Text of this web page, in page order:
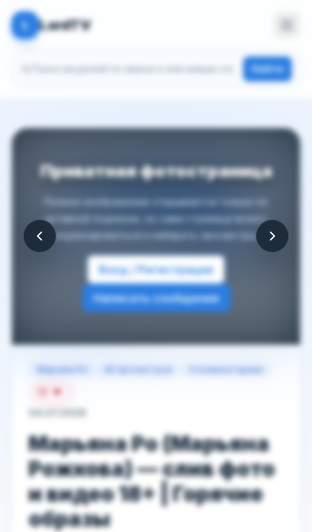
L LordTV
Найти
Приватная фотостраница
Полное изображение открывается только по
активной подписке, но сама страница может
индексироваться и набирать просмотры.
Вход / Регистрация
Написать сообщение
Марьяна Ро 65 просмотров 0 комментариев
04.07.2026
Марьяна Ро (Марьяна
Рожкова) — слив фото
и видео 18+ | Горячие
образы